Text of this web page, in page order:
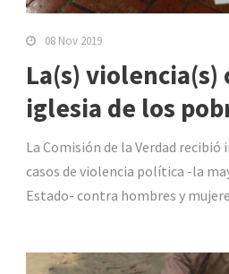
08 Nov 2019
La(s) violencia(s)
iglesia de los
La Comisión de la Verdad
casos de violencia política -la
Estado- contra hombres y